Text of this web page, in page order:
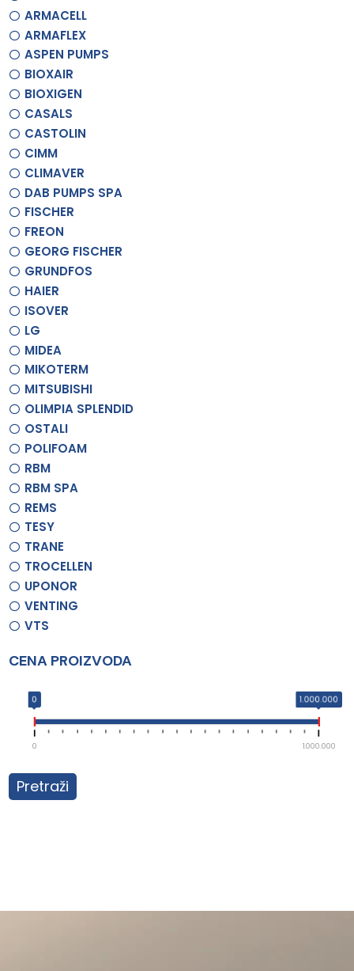
ARMACELL
ARMAFLEX
ASPEN PUMPS
BIOXAIR
BIOXIGEN
CASALS
CASTOLIN
CIMM
CLIMAVER
DAB PUMPS SPA
FISCHER
FREON
GEORG FISCHER
GRUNDFOS
HAIER
ISOVER
LG
MIDEA
MIKOTERM
MITSUBISHI
OLIMPIA SPLENDID
OSTALI
POLIFOAM
RBM
RBM SPA
REMS
TESY
TRANE
TROCELLEN
UPONOR
VENTING
VTS
CENA PROIZVODA
0 1.000.000
0 1.000.000
Pretraži